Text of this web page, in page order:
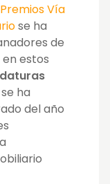
Vía
se ha
de
estos
ha
del año